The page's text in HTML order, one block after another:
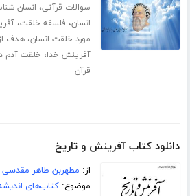
سوالات قرآنی، انسان
انسان، فلسفه خلقت،
مورد خلقت انسان،هدف
آفرینش خدا، خلقت آدم
قرآن
دانلود کتاب آفرینش و تاریخ
از: مطهربن طاهر مقدسی
موضوع:کتاب‌های